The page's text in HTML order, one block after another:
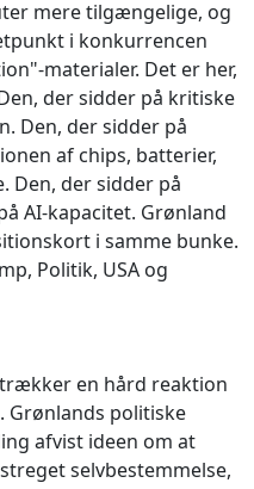
mere tilgængelige, og
i konkurrencen
materialer. Det er her,
der sidder på kritiske
Den, der sidder på
af chips, batterier,
Den, der sidder på
AI-kapacitet. Grønland
i samme bunke.
Politik, USA og
en hård reaktion
Grønlands politiske
afvist ideen om at
selvbestemmelse,